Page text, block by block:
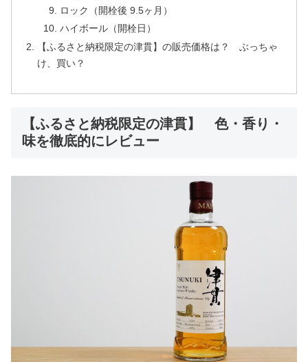
ロック（開栓後 9.5ヶ月）
ハイボール（開栓日）
【ふるさと納税限定の津貫】の販売価格は？ ぶっちゃ
け、買い？
【ふるさと納税限定の津貫】 色・香り・
味を徹底的にレビュー